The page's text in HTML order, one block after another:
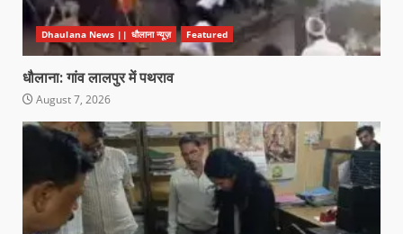
Dhaulana News || धौलाना न्यूज़ Featured
धौलाना: गांव लालपुर में पथराव
August 7, 2026